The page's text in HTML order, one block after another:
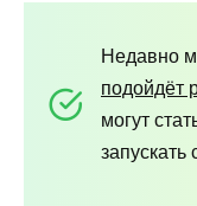
Недавно
подойдёт
могут
запускать